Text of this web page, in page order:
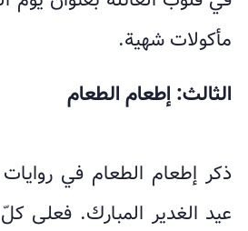
مأكولات شهية.
الثالث: إطعام الطعام
ذكر إطعام الطعام في
عيد الغدير المبارك. فعلى